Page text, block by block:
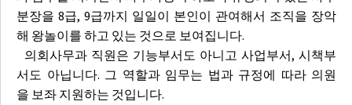
분장을 8급, 9급까지 일일이 본인이 관여해서 조직을 장악
해 왕놀이를 하고 있는 것으로 보여집니다.
의회사무과 직원은 기능부서도 아니고 사업부서, 시책부
서도 아닙니다. 그 역할과 임무는 법과 규정에 따라 의원
을 보좌 지원하는 것입니다.